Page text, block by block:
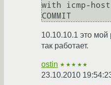
with icmp-
COMMIT
10.10.10.1 это мой
так работает.
ostin ★★★★★
23.10.2010